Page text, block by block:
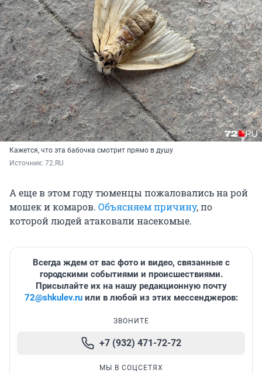
Кажется, что эта бабочка смотрит прямо в душу
Источник: 72.RU
А еще в этом году тюменцы пожаловались на рой
мошек и комаров. Объясняем причину, по
которой людей атаковали насекомые.
Всегда ждем от вас фото и видео, связанные с
городскими событиями и происшествиями.
Присылайте их на нашу редакционную почту
72@shkulev.ruили в любой из этих мессенджеров:
ЗВОНИТЕ
+7 (932) 471-72-72
МЫ В СОЦСЕТЯХ